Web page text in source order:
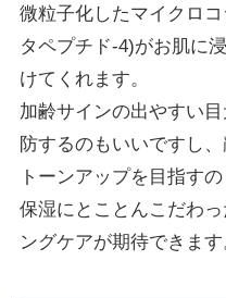
微粒子化したマイクロ
タペプチド-4)がお肌に
けてくれます。
加齢サインの出やすい
防するのもいいですし
トーンアップを目指す
保湿にとことんこだわ
ングケアが期待できます